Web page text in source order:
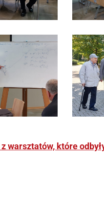
warsztatów, które